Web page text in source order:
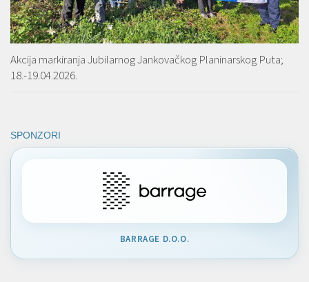
Akcija markiranja Jubilarnog Jankovačkog Planinarskog Puta;
18.-19.04.2026.
SPONZORI
BARRAGE D.O.O.